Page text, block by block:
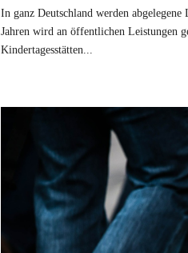
In ganz Deutschland werden
Jahren wird an öffentlichen Leistungen
Kindertagesstätten...